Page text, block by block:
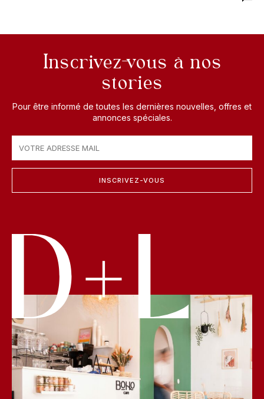
Inscrivez-vous à nos
stories
Pour être informé de toutes les dernières nouvelles, offres et
annonces spéciales.
INSCRIVEZ-VOUS